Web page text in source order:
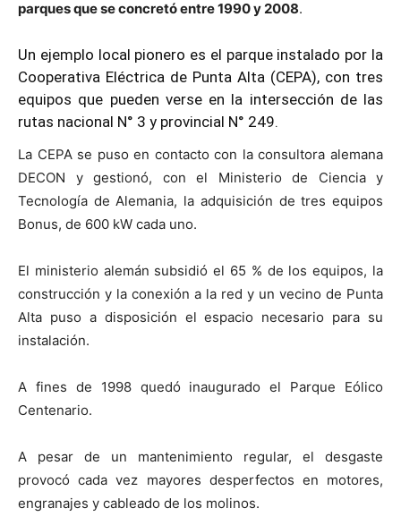
parques que se concretó entre 1990 y 2008.
Un ejemplo local pionero es el parque instalado por la
Cooperativa Eléctrica de Punta Alta (CEPA), con tres
equipos que pueden verse en la intersección de las
rutas nacional N° 3 y provincial N° 249.
La CEPA se puso en contacto con la consultora alemana
DECON y gestionó, con el Ministerio de Ciencia y
Tecnología de Alemania, la adquisición de tres equipos
Bonus, de 600 kW cada uno.
El ministerio alemán subsidió el 65 % de los equipos, la
construcción y la conexión a la red y un vecino de Punta
Alta puso a disposición el espacio necesario para su
instalación.
A fines de 1998 quedó inaugurado el Parque Eólico
Centenario.
A pesar de un mantenimiento regular, el desgaste
provocó cada vez mayores desperfectos en motores,
engranajes y cableado de los molinos.